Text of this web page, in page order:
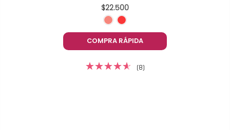
$22.500
COMPRA RÁPIDA
(8)